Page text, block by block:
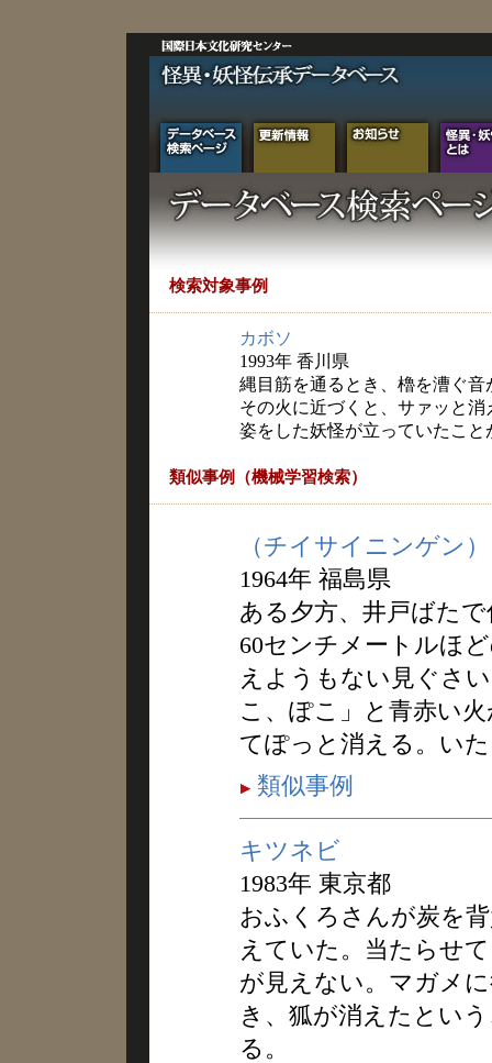
検索対象事例
カボソ
1993年 香川県
縄目筋を通るとき、櫓を漕ぐ
その火に近づくと、サァッと
姿をした妖怪が立っていたこ
類似事例（機械学習検索）
（チイサイニンゲン
1964年 福島県
ある夕方、井戸ばた
60センチメートルほ
えようもない見ぐさ
こ、ぽこ」と青赤い
てぽっと消える。い
類似事例
キツネビ
1983年 東京都
おふくろさんが炭を
えていた。当たらせ
が見えない。マガメ
き、狐が消えたとい
る。